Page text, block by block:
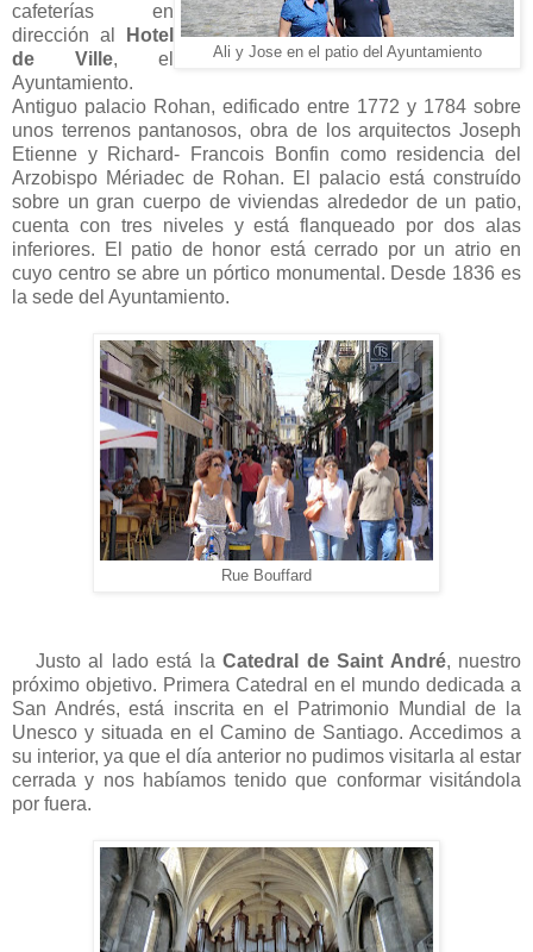
Ali y Jose en el patio del Ayuntamiento
cafeterías en
dirección al
Hotel
de Ville, el
Ayuntamiento.
Antiguo palacio Rohan, edificado entre 1772 y 1784 sobre
unos terrenos pantanosos, obra de los arquitectos Joseph
Etienne y Richard- Francois Bonfin como residencia del
Arzobispo Mériadec de Rohan. El palacio está construído
sobre un gran cuerpo de viviendas alrededor de un patio,
cuenta con tres niveles y está flanqueado por dos alas
inferiores. El patio de honor está cerrado por un atrio en
cuyo centro se abre un pórtico monumental. Desde 1836 es
la sede del Ayuntamiento.
Rue Bouffard
Justo al lado está la Catedral de Saint André, nuestro
próximo objetivo. Primera Catedral en el mundo dedicada a
San Andrés, está inscrita en el Patrimonio Mundial de la
Unesco y situada en el Camino de Santiago. Accedimos a
su interior, ya que el día anterior no pudimos visitarla al estar
cerrada y nos habíamos tenido que conformar visitándola
por fuera.